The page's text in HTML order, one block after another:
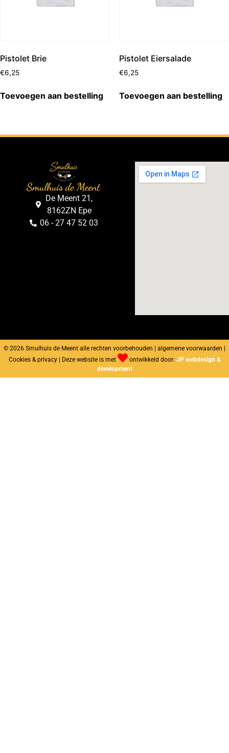
Pistolet Brie
€6,25
Toevoegen aan bestelling
Pistolet Eiersalade
€6,25
Toevoegen aan bestelling
Smulhuis de Meent
De Meent 21,
8162ZN Epe
06 - 27 47 52 03
© 2026 Smulhuis de Meent alle rechten voorbehouden | algemene voorwaarden |
Cookies & privacy | Deze website is met
ontwikkeld door: JP webdesign &
development